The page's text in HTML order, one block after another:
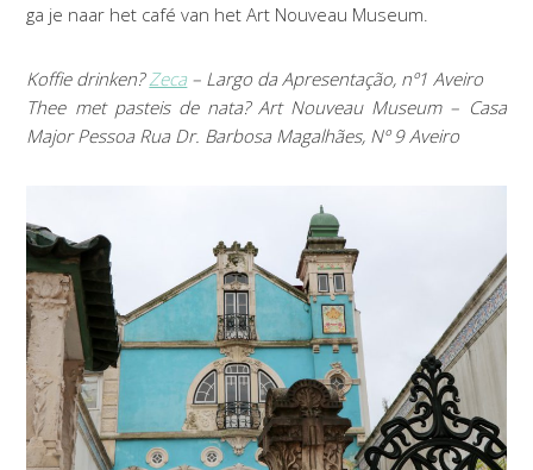
ga je naar het café van het Art Nouveau Museum.
Koffie drinken?Zeca – Largo da Apresentação, nº1 Aveiro
Thee met pasteis de nata? Art Nouveau Museum – Casa
Major Pessoa Rua Dr. Barbosa Magalhães, Nº 9 Aveiro